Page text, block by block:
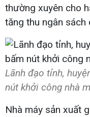
thường xuyên cho
tăng thu ngân sách
Lãnh đạo tỉnh,
nút khởi công nhà
Nhà máy sản xuất